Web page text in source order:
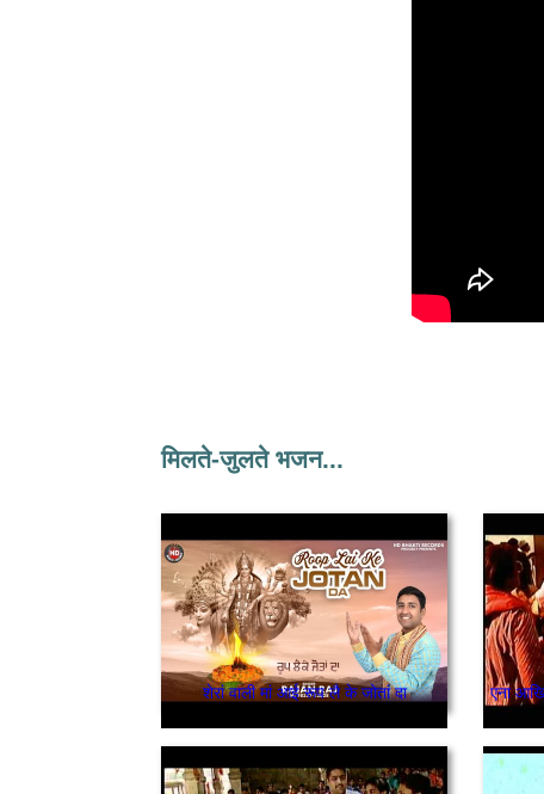
मिलते-जुलते भजन...
शेरां वाली मां आई रूप लै के जोतां दा